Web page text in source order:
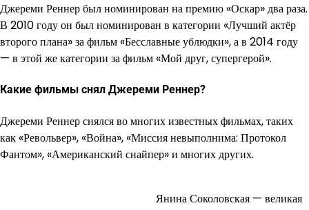
Джереми Реннер был номинирован на премию «Оскар» два раза.
В 2010 году он был номинирован в категории «Лучший актёр
второго плана» за фильм «Бесславные ублюдки», а в 2014 году
— в этой же категории за фильм «Мой друг, супергерой».
Какие фильмы снял Джереми Реннер?
Джереми Реннер снялся во многих известных фильмах, таких
как «Револьвер», «Война», «Миссия невыполнима: Протокол
Фантом», «Американский снайпер» и многих других.
Янина Соколовская — великая